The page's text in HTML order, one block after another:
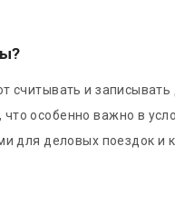
считывать и
особенно важно в
для деловых поездок и